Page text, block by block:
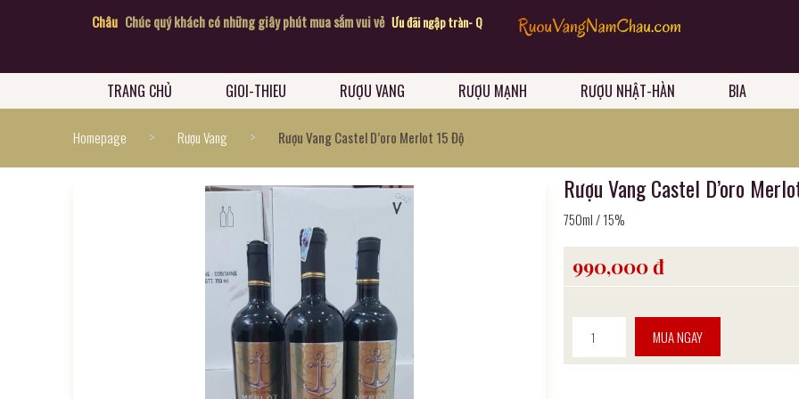
Chúc quý khách có những giây phút mua sắm vui vẻ Ưu đãi ngập tràn- Quà tặng sang chảnh Chào mừng quý khách đến với website
TRANG CHỦ GIOI-THIEU RƯỢU VANG RƯỢU MẠNH RƯỢU NHẬT-HÀN BIA
Homepage > Rượu Vang > Rượu Vang Castel D’oro Merlot 15 Độ
Rượu Vang Castel D’oro
750ml / 15%
990,000 đ
MUA NGAY